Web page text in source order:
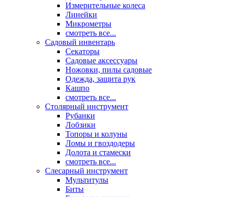
Измерительные колеса
Линейки
Микрометры
смотреть все...
Садовый инвентарь
Секаторы
Садовые аксессуары
Ножовки, пилы садовые
Одежда, защита рук
Кашпо
смотреть все...
Столярный инструмент
Рубанки
Лобзики
Топоры и колуны
Ломы и гвоздодеры
Долота и стамески
смотреть все...
Слесарный инструмент
Мультитулы
Биты